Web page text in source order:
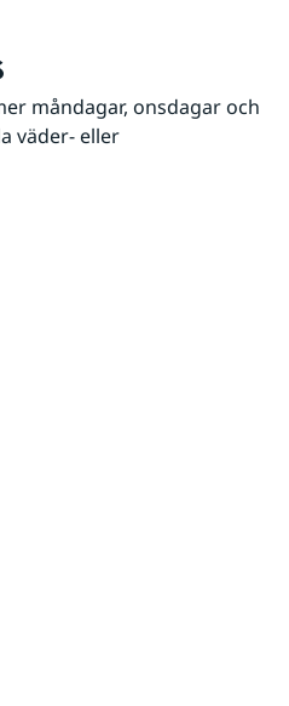
måndagar, onsdagar och
väder- eller